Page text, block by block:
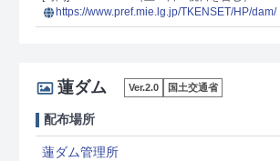
https://www.pref.mie.lg.jp/TKENSET/HP/dam/
蓮ダム Ver.2.0 国土交通省
配布場所
蓮ダム管理所